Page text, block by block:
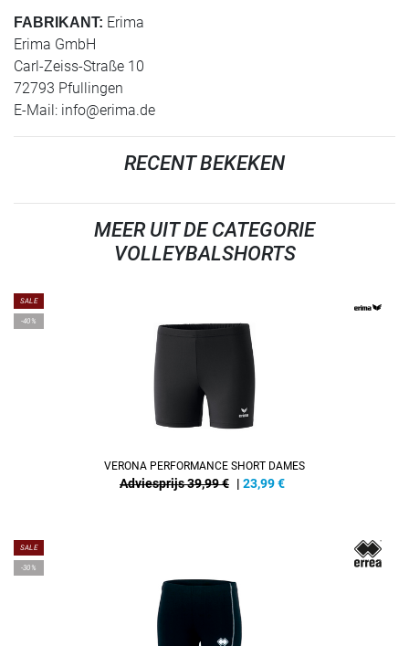
FABRIKANT: Erima
Erima GmbH
Carl-Zeiss-Straße 10
72793 Pfullingen
E-Mail: info@erima.de
RECENT BEKEKEN
MEER UIT DE CATEGORIE
VOLLEYBALSHORTS
SALE
-40%
VERONA PERFORMANCE SHORT DAMES
Adviesprijs 39,99 € | 23,99€
SALE
-30%